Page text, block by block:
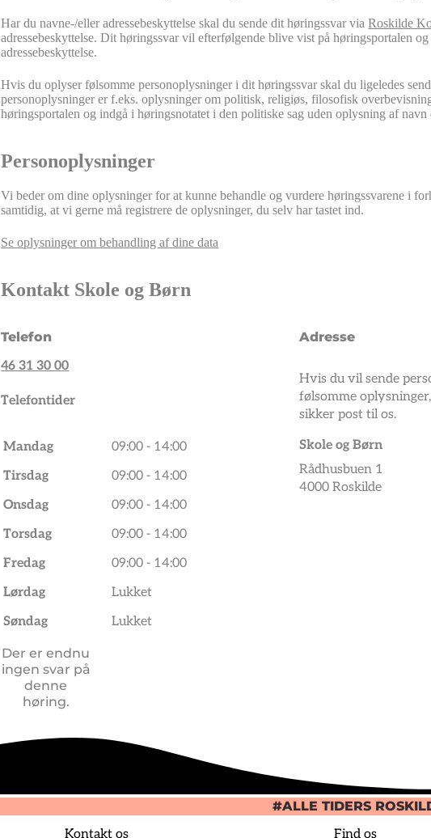
Har du navne-/eller adressebeskyttelse skal du sende dit høringssvar viaRoskilde
adressebeskyttelse. Dit høringssvar vil efterfølgende blive vist på høringsportalen
adressebeskyttelse.
Hvis du oplyser følsomme personoplysninger i dit høringssvar skal du ligeledes
personoplysninger er f.eks. oplysninger om politisk, religiøs, filosofisk
høringsportalen og indgå i høringsnotatet i den politiske sag uden oplysning af navn
Personoplysninger
Vi beder om dine oplysninger for at kunne behandle og vurdere høringssvarene i
samtidig, at vi gerne må registrere de oplysninger, du selv har tastet ind.
Se oplysninger om behandling af dine data
Kontakt Skole og Børn
Telefon
46 31 30 00
Telefontider
Mandag
09:00 - 14:00
Tirsdag
09:00 - 14:00
Onsdag
09:00 - 14:00
Torsdag
09:00 - 14:00
Fredag
09:00 - 14:00
Lørdag
Lukket
Søndag
Lukket
Adresse
Hvis du vil sende
følsomme
sikker post til os.
Skole og Børn
Rådhusbuen 1
4000 Roskilde
Der er endnu
ingen svar på
denne
høring.
#ALLE TIDERS
Kontakt os
Find os